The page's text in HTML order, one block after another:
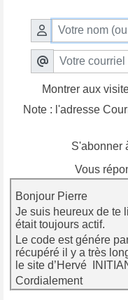
Montrer aux
Note : l'adresse
Vous
Bonjour Pierre
Je suis heureux de te
était toujours actif.
Le code est génére
récupéré il y a très
le site d’Hervé
Cordialement